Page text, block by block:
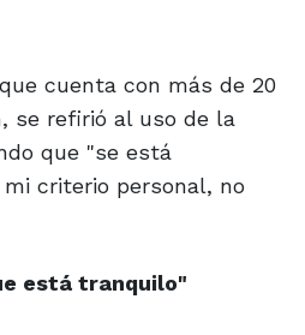
cuenta con más de 20
se refirió al uso de la
que "se está
criterio personal, no
está tranquilo"